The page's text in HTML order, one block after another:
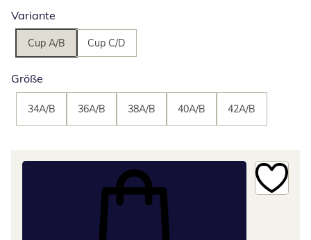
Variante
Cup A/B Cup C/D
Größe
34A/B 36A/B 38A/B 40A/B 42A/B